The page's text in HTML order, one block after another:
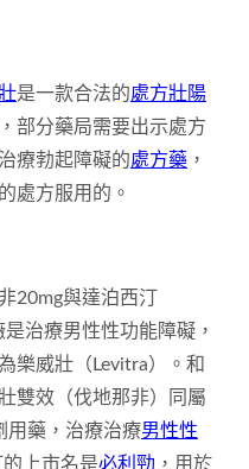
是一款合法的處方壯陽
部分藥局需要出示處方
療勃起障礙的處方藥 ，
處方服用的。
20mg與達泊西汀
治療男性性功能障礙，
樂威壯（Levitra）。和
雙效（伐地那非）同屬
用藥，治療治療男性性
的上市名是必利勁 ，用於